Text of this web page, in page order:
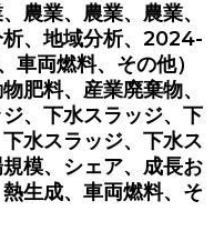
農業、農業、農業、
、地域分析、2024-
車両燃料、その他）
肥料、産業廃棄物、
、下水スラッジ、下
水スラッジ、下水ス
模、シェア、成長お
生成、車両燃料、そ